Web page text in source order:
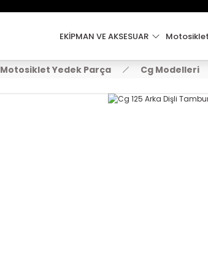
EKİPMAN VE AKSESUAR
Motosiklet Yedek Parça Cg Modelleri